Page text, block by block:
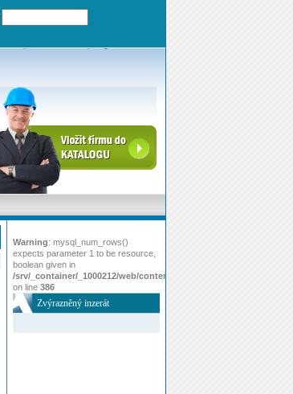
Warning: mysql_num_rows()
expects parameter 1 to be resource,
boolean given in
/srv/_container/_1000212/web/content/www/index.php
on line 386
Zvýrazněný inzerát